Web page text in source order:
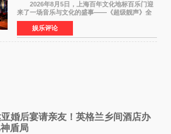
2026年8月5日，上海百年文化地标百乐门迎
来了一场音乐与文化的盛事——《超级靓声》全
国励志音乐公益节目上海唱区新闻发布会暨启动
仪式在此隆重举行。各界领导、嘉宾与媒体朋友
齐聚一堂，共同
娱乐评论
婚后宴请亲友！英格兰乡间酒店办
盾局